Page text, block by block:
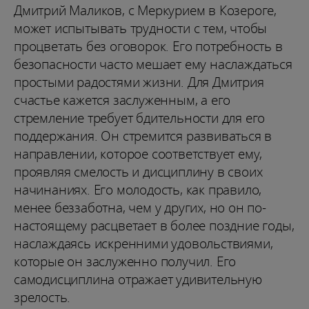
Дмитрий Маликов, с Меркурием в Козероге,
может испытывать трудности с тем, чтобы
процветать без оговорок. Его потребность в
безопасности часто мешает ему наслаждаться
простыми радостями жизни. Для Дмитрия
счастье кажется заслуженным, а его
стремление требует бдительности для его
поддержания. Он стремится развиваться в
направлении, которое соответствует ему,
проявляя смелость и дисциплину в своих
начинаниях. Его молодость, как правило,
менее беззаботна, чем у других, но он по-
настоящему расцветает в более поздние годы,
наслаждаясь искренними удовольствиями,
которые он заслуженно получил. Его
самодисциплина отражает удивительную
зрелость.